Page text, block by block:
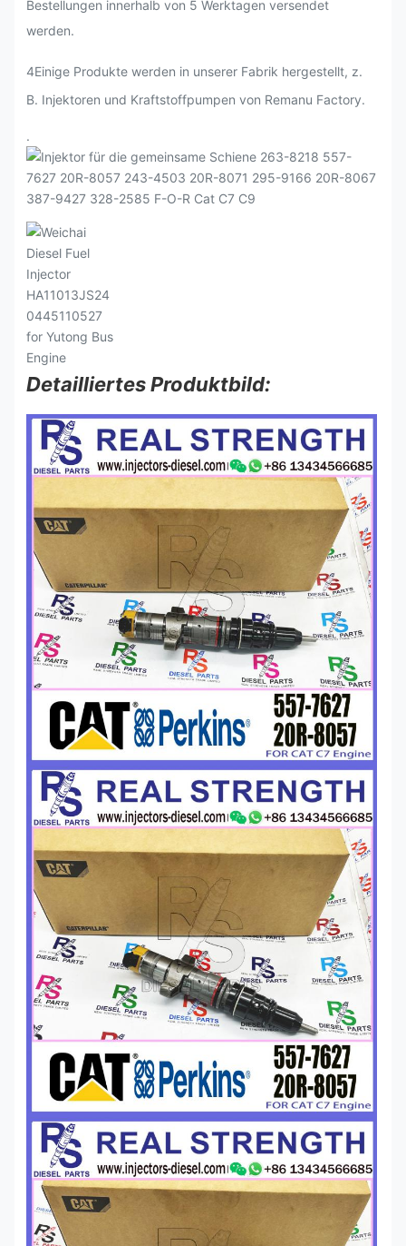
Bestellungen innerhalb von 5 Werktagen versendet
werden.
4Einige Produkte werden in unserer Fabrik hergestellt, z.
B. Injektoren und Kraftstoffpumpen von Remanu Factory.
.
Detailliertes Produktbild: